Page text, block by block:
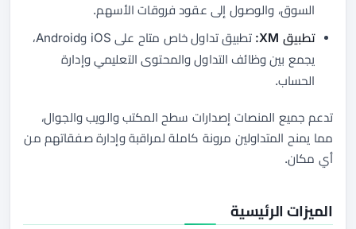
السوق، والوصول إلى عقود فروقات الأسهم.
تطبيق XM:
تطبيق تداول خاص متاح على iOS وAndroid،
يجمع بين وظائف التداول والمحتوى التعليمي وإدارة
الحساب.
تدعم جميع المنصات إصدارات سطح المكتب والويب والجوال،
مما يمنح المتداولين مرونة كاملة لمراقبة وإدارة صفقاتهم من
أي مكان.
الميزات الرئيسية